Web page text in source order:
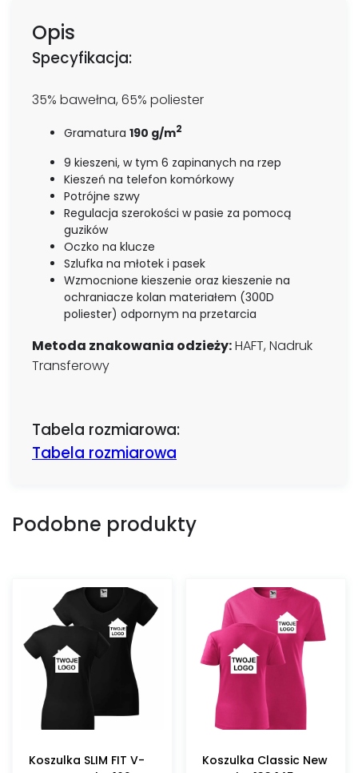
Opis
Specyfikacja:
35% bawełna, 65% poliester
Gramatura 190 g/m2
9 kieszeni, w tym 6 zapinanych na rzep
Kieszeń na telefon komórkowy
Potrójne szwy
Regulacja szerokości w pasie za pomocą
guzików
Oczko na klucze
Szlufka na młotek i pasek
Wzmocnione kieszenie oraz kieszenie na
ochraniacze kolan materiałem (300D
poliester) odpornym na przetarcia
Metoda znakowania odzieży:HAFT, Nadruk
Transferowy
Tabela rozmiarowa:
Tabela rozmiarowa
Podobne produkty
Koszulka SLIM FIT V-
Koszulka Classic New